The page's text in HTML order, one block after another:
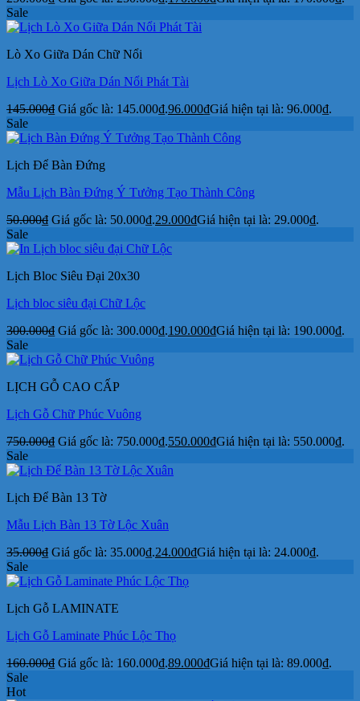
Sale
Lò Xo Giữa Dán Chữ Nổi
Lịch Lò Xo Giữa Dán Nổi Phát Tài
145.000₫ Giá gốc là: 145.000₫.96.000₫Giá hiện tại là: 96.000₫.
Sale
Lịch Để Bàn Đứng
Mẫu Lịch Bàn Đứng Ý Tưởng Tạo Thành Công
50.000₫ Giá gốc là: 50.000₫.29.000₫Giá hiện tại là: 29.000₫.
Sale
Lịch Bloc Siêu Đại 20x30
Lịch bloc siêu đại Chữ Lộc
300.000₫ Giá gốc là: 300.000₫.190.000₫Giá hiện tại là: 190.000₫.
Sale
LỊCH GỖ CAO CẤP
Lịch Gỗ Chữ Phúc Vuông
750.000₫ Giá gốc là: 750.000₫.550.000₫Giá hiện tại là: 550.000₫.
Sale
Lịch Để Bàn 13 Tờ
Mẫu Lịch Bàn 13 Tờ Lộc Xuân
35.000₫ Giá gốc là: 35.000₫.24.000₫Giá hiện tại là: 24.000₫.
Sale
Lịch Gỗ LAMINATE
Lịch Gỗ Laminate Phúc Lộc Thọ
160.000₫ Giá gốc là: 160.000₫.89.000₫Giá hiện tại là: 89.000₫.
Sale
Hot